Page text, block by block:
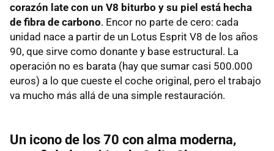
corazón late con un V8 biturbo y su piel está hecha
de fibra de carbono. Encor no parte de cero: cada
unidad nace a partir de un Lotus Esprit V8 de los años
90, que sirve como donante y base estructural. La
operación no es barata (hay que sumar casi 500.000
euros) a lo que cueste el coche original, pero el trabajo
va mucho más allá de una simple restauración.
Un icono de los 70 con alma moderna,